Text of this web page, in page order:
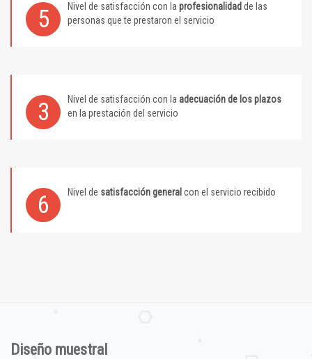
5 Nivel de satisfacción con la profesionalidad de las
personas que te prestaron el servicio
3 Nivel de satisfacción con la adecuación de los plazos
en la prestación del servicio
6 Nivel de satisfacción general con el servicio recibido
Diseño muestral